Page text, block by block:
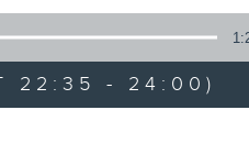
22:35 - 24:00)